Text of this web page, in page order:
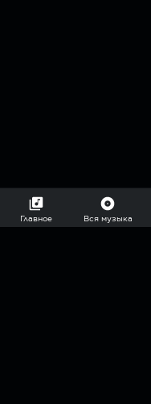
Главное Вся музыка